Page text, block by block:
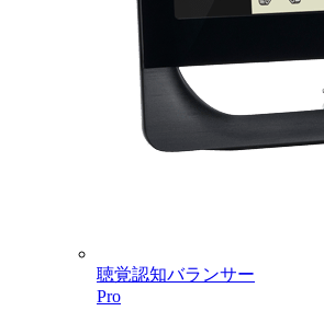
聴覚認知バランサー
Pro